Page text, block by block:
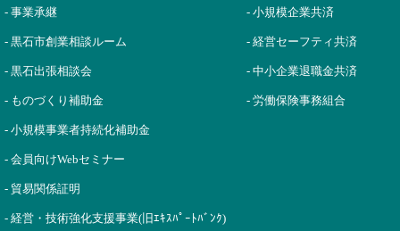
- 事業承継
- 黒石市創業相談ルーム
- 黒石出張相談会
- ものづくり補助金
- 小規模事業者持続化補助金
- 会員向けWebセミナー
- 貿易関係証明
- 経営・技術強化支援事業(旧ｴｷｽﾊﾟｰﾄﾊﾞﾝｸ)
- 小規模企業共済
- 経営セーフティ共済
- 中小企業退職金共済
- 労働保険事務組合